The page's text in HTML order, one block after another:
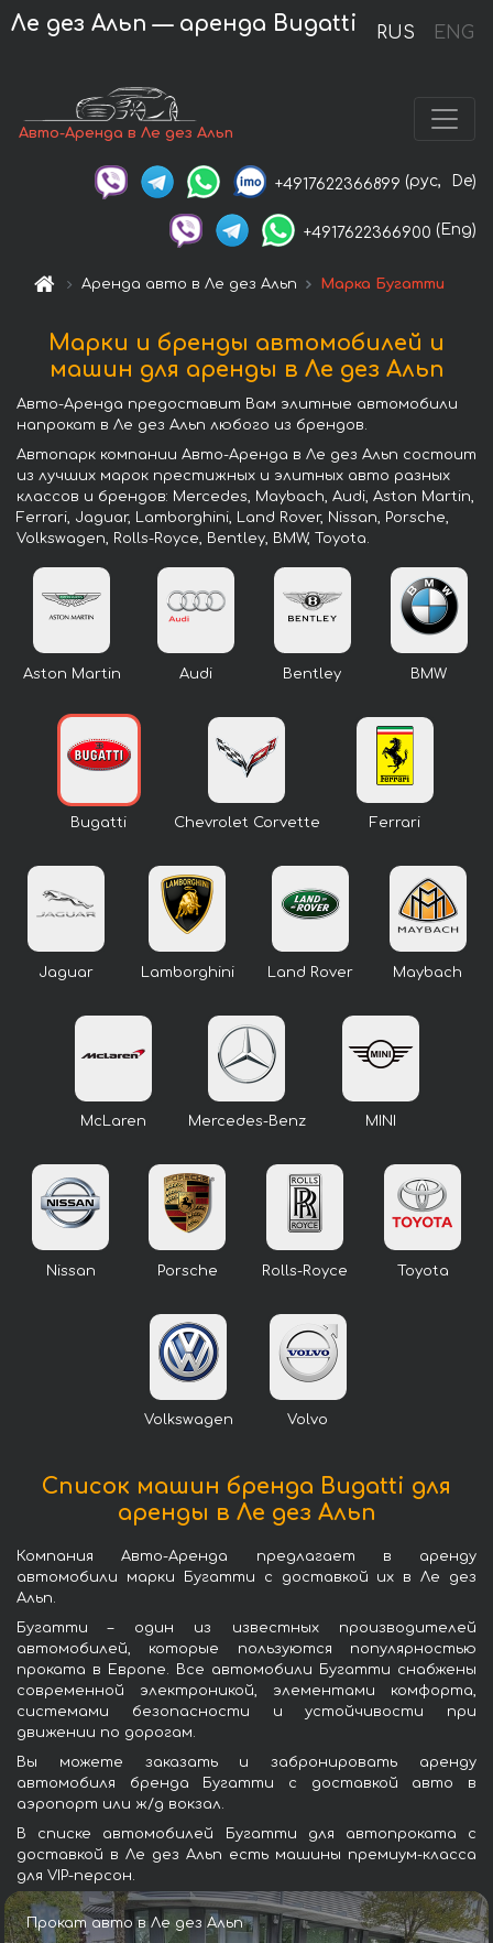
RUS ENG
Ле дез Альп — аренда Bugatti
Авто-Аренда в Ле дез Альп
+4917622366899 (рус, De)
+4917622366900 (Eng)
Аренда авто в Ле дез Альп Марка Бугатти
Марки и бренды автомобилей и
машин для аренды в Ле дез Альп
Авто-Аренда предоставит Вам элитные автомобили
напрокат в Ле дез Альп любого из брендов.
Автопарк компании Авто-Аренда в Ле дез Альп состоит
из лучших марок престижных и элитных авто разных
классов и брендов: Mercedes, Maybach, Audi, Aston Martin,
Ferrari, Jaguar, Lamborghini, Land Rover, Nissan, Porsche,
Volkswagen, Rolls-Royce, Bentley, BMW, Toyota.
Aston Martin Audi Bentley BMW
Bugatti Chevrolet Corvette Ferrari
Jaguar Lamborghini Land Rover Maybach
McLaren Mercedes-Benz MINI
Nissan Porsche Rolls-Royce Toyota
Volkswagen Volvo
Список машин бренда Bugatti для
аренды в Ле дез Альп
Компания Авто-Аренда предлагает в аренду
автомобили марки Бугатти с доставкой их в Ле дез
Альп.
Бугатти – один из известных производителей
автомобилей, которые пользуются популярностью
проката в Европе. Все автомобили Бугатти снабжены
современной электроникой, элементами комфорта,
системами безопасности и устойчивости при
движении по дорогам.
Вы можете заказать и забронировать аренду
автомобиля бренда Бугатти с доставкой авто в
аэропорт или ж/д вокзал.
В списке автомобилей Бугатти для автопроката с
доставкой в Ле дез Альп есть машины премиум-класса
для VIP-персон.
Прокат авто в Ле дез Альп